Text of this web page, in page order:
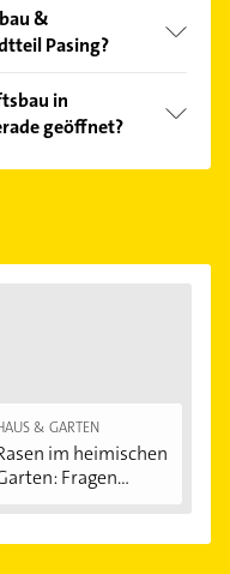
&
Pasing?
Sie von den
können Sie sich
anzeigen lassen.
in
geöffnet?
Öffnungszeiten.
& GARTEN
im heimischen
Fragen...